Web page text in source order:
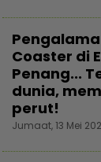
Coaster di
Penang...
dunia,
perut!
Jumaat, 13 Mei